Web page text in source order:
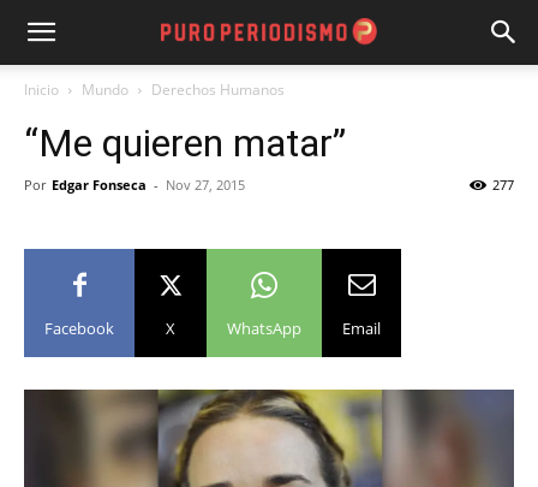
Inicio Mundo Derechos Humanos
“Me quieren matar”
Por Edgar Fonseca - Nov 27, 2015 277
Facebook X WhatsApp Email